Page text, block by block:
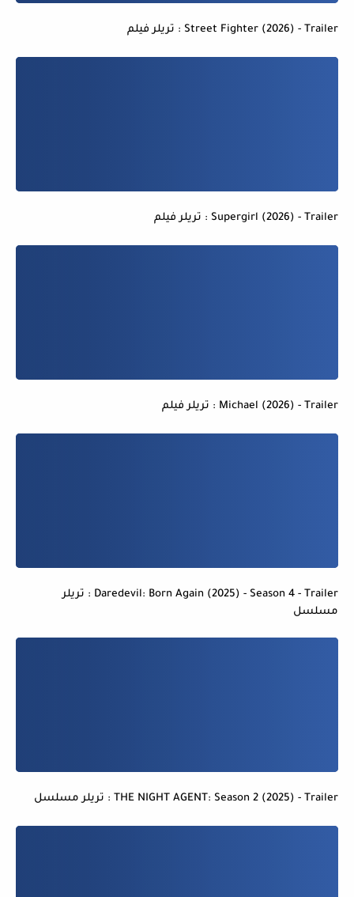
Street Fighter (2026) - Trailer : تريلر فيلم
Supergirl (2026) - Trailer : تريلر فيلم
Michael (2026) - Trailer : تريلر فيلم
Daredevil: Born Again (2025) - Season 4 - Trailer : تريلر
مسلسل
THE NIGHT AGENT: Season 2 (2025) - Trailer : تريلر مسلسل